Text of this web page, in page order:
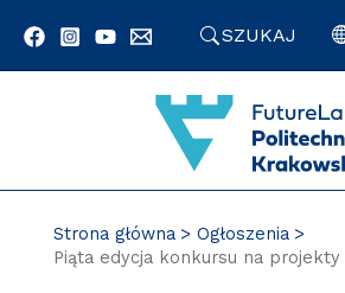
SZUKAJ
Strona główna
Ogłoszenia
Piąta edycja konkursu na